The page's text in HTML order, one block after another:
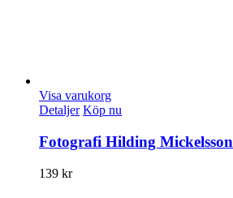
Visa varukorg
Detaljer Köp nu
Fotografi Hilding Mickelsson
139 kr